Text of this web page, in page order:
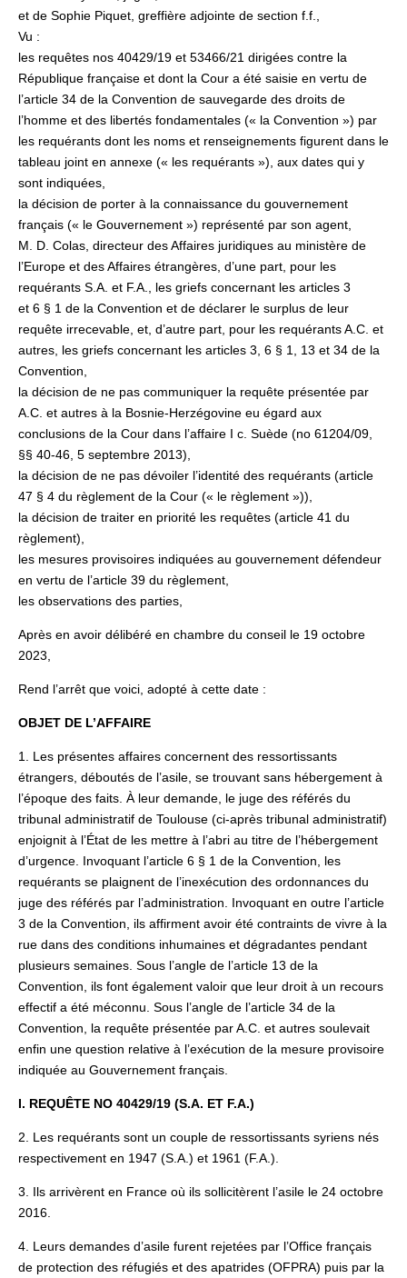
et de Sophie Piquet, greffière adjointe de section f.f.,
Vu :
les requêtes nos 40429/19 et 53466/21 dirigées contre la
République française et dont la Cour a été saisie en vertu de
l’article 34 de la Convention de sauvegarde des droits de
l’homme et des libertés fondamentales (« la Convention ») par
les requérants dont les noms et renseignements figurent dans le
tableau joint en annexe (« les requérants »), aux dates qui y
sont indiquées,
la décision de porter à la connaissance du gouvernement
français (« le Gouvernement ») représenté par son agent,
M. D. Colas, directeur des Affaires juridiques au ministère de
l’Europe et des Affaires étrangères, d’une part, pour les
requérants S.A. et F.A., les griefs concernant les articles 3
et 6 § 1 de la Convention et de déclarer le surplus de leur
requête irrecevable, et, d’autre part, pour les requérants A.C. et
autres, les griefs concernant les articles 3, 6 § 1, 13 et 34 de la
Convention,
la décision de ne pas communiquer la requête présentée par
A.C. et autres à la Bosnie-Herzégovine eu égard aux
conclusions de la Cour dans l’affaire I c. Suède (no 61204/09,
§§ 40‑46, 5 septembre 2013),
la décision de ne pas dévoiler l’identité des requérants (article
47 § 4 du règlement de la Cour (« le règlement »)),
la décision de traiter en priorité les requêtes (article 41 du
règlement),
les mesures provisoires indiquées au gouvernement défendeur
en vertu de l’article 39 du règlement,
les observations des parties,
Après en avoir délibéré en chambre du conseil le 19 octobre
2023,
Rend l’arrêt que voici, adopté à cette date :
OBJET DE L’AFFAIRE
1. Les présentes affaires concernent des ressortissants
étrangers, déboutés de l’asile, se trouvant sans hébergement à
l’époque des faits. À leur demande, le juge des référés du
tribunal administratif de Toulouse (ci-après tribunal administratif)
enjoignit à l’État de les mettre à l’abri au titre de l’hébergement
d’urgence. Invoquant l’article 6 § 1 de la Convention, les
requérants se plaignent de l’inexécution des ordonnances du
juge des référés par l’administration. Invoquant en outre l’article
3 de la Convention, ils affirment avoir été contraints de vivre à la
rue dans des conditions inhumaines et dégradantes pendant
plusieurs semaines. Sous l’angle de l’article 13 de la
Convention, ils font également valoir que leur droit à un recours
effectif a été méconnu. Sous l’angle de l’article 34 de la
Convention, la requête présentée par A.C. et autres soulevait
enfin une question relative à l’exécution de la mesure provisoire
indiquée au Gouvernement français.
I. REQUÊTE NO 40429/19 (S.A. ET F.A.)
2. Les requérants sont un couple de ressortissants syriens nés
respectivement en 1947 (S.A.) et 1961 (F.A.).
3. Ils arrivèrent en France où ils sollicitèrent l’asile le 24 octobre
2016.
4. Leurs demandes d’asile furent rejetées par l’Office français
de protection des réfugiés et des apatrides (OFPRA) puis par la